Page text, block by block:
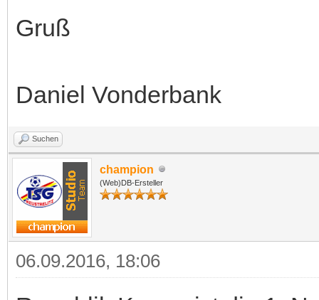
Gruß
Daniel Vonderbank
Suchen
champion
(Web)DB-Ersteller
06.09.2016, 18:06